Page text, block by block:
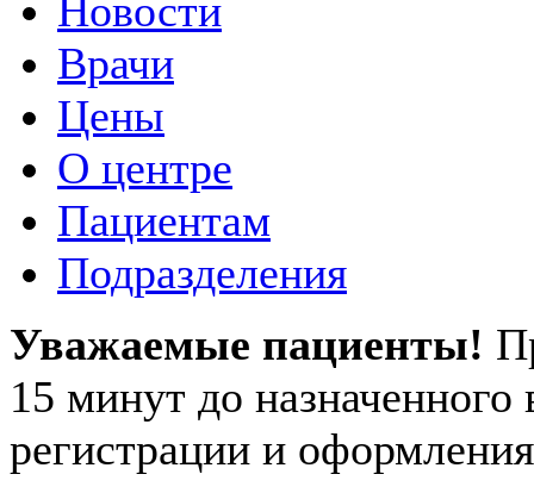
Новости
Врачи
Цены
О центре
Пациентам
Подразделения
Уважаемые пациенты!
15 минут до
регистрации и